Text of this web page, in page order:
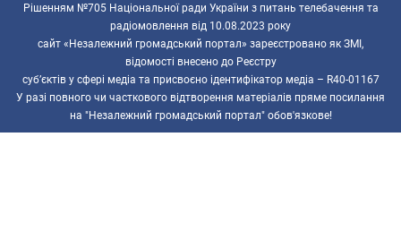
Рішенням №705 Національної ради України з питань телебачення та
радіомовлення від 10.08.2023 року
сайт «Незалежний громадський портал» зареєстровано як ЗМІ,
відомості внесено до Реєстру
суб’єктів у сфері медіа та присвоєно ідентифікатор медіа – R40-01167
У разі повного чи часткового відтворення матеріалів пряме посилання
на "Незалежний громадський портал" обов'язкове!